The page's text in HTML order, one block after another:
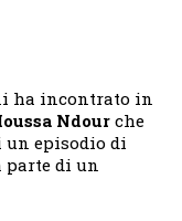
ha incontrato in
Ndourche
un episodio di
parte di un